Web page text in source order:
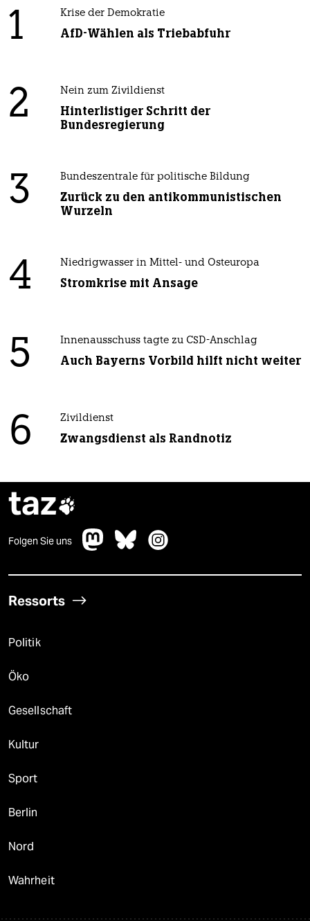
1 Krise der Demokratie
AfD-Wählen als Triebabfuhr
2 Nein zum Zivildienst
Hinterlistiger Schritt der
Bundesregierung
3 Bundeszentrale für politische Bildung
Zurück zu den antikommunistischen
Wurzeln
4 Niedrigwasser in Mittel- und Osteuropa
Stromkrise mit Ansage
5 Innenausschuss tagte zu CSD-Anschlag
Auch Bayerns Vorbild hilft nicht weiter
6 Zivildienst
Zwangsdienst als Randnotiz
taz
Folgen Sie uns
Ressorts
Politik
Öko
Gesellschaft
Kultur
Sport
Berlin
Nord
Wahrheit